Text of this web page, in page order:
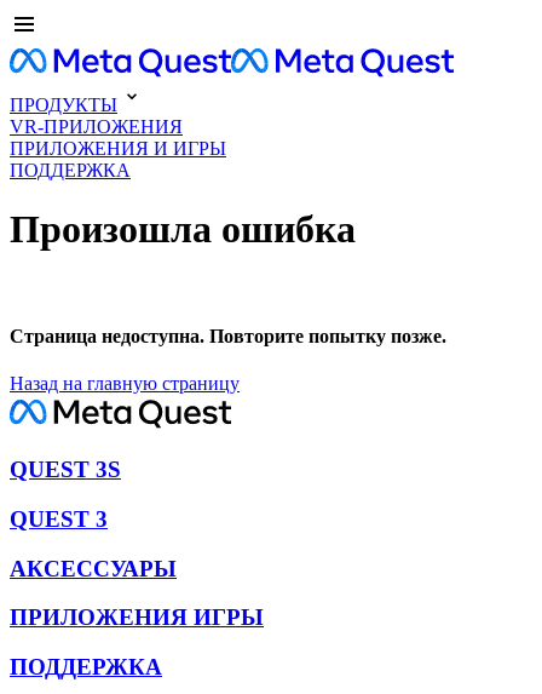
ПРОДУКТЫ
VR-ПРИЛОЖЕНИЯ
ПРИЛОЖЕНИЯ И ИГРЫ
ПОДДЕРЖКА
Произошла ошибка
Страница недоступна. Повторите попытку позже.
Назад на главную страницу
QUEST 3S
QUEST 3
АКСЕССУАРЫ
ПРИЛОЖЕНИЯ ИГРЫ
ПОДДЕРЖКА